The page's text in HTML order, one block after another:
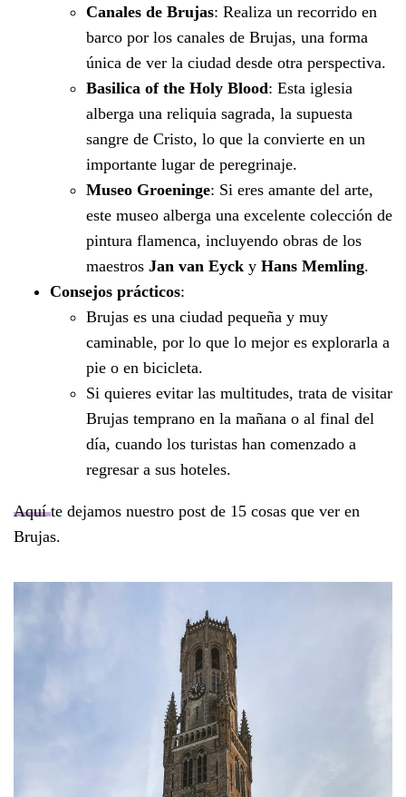
Canales de Brujas: Realiza un recorrido en
barco por los canales de Brujas, una forma
única de ver la ciudad desde otra perspectiva.
Basilica of the Holy Blood: Esta iglesia
alberga una reliquia sagrada, la supuesta
sangre de Cristo, lo que la convierte en un
importante lugar de peregrinaje.
Museo Groeninge: Si eres amante del arte,
este museo alberga una excelente colección de
pintura flamenca, incluyendo obras de los
maestros Jan van Eyck y Hans Memling.
Consejos prácticos:
Brujas es una ciudad pequeña y muy
caminable, por lo que lo mejor es explorarla a
pie o en bicicleta.
Si quieres evitar las multitudes, trata de visitar
Brujas temprano en la mañana o al final del
día, cuando los turistas han comenzado a
regresar a sus hoteles.
Aquíte dejamos nuestro post de 15 cosas que ver en
Brujas.